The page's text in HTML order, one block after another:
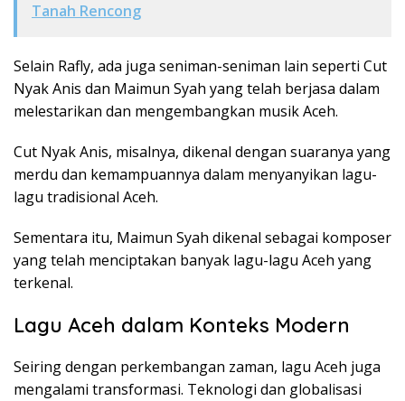
Tanah Rencong
Selain Rafly, ada juga seniman-seniman lain seperti Cut
Nyak Anis dan Maimun Syah yang telah berjasa dalam
melestarikan dan mengembangkan musik Aceh.
Cut Nyak Anis, misalnya, dikenal dengan suaranya yang
merdu dan kemampuannya dalam menyanyikan lagu-
lagu tradisional Aceh.
Sementara itu, Maimun Syah dikenal sebagai komposer
yang telah menciptakan banyak lagu-lagu Aceh yang
terkenal.
Lagu Aceh dalam Konteks Modern
Seiring dengan perkembangan zaman, lagu Aceh juga
mengalami transformasi. Teknologi dan globalisasi